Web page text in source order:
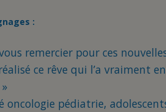
:
remercier pour ces
ce rêve qui l’a vraiment
oncologie pédiatrie,